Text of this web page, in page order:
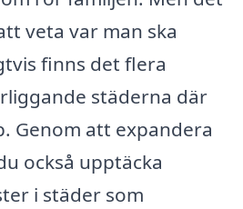
veta var man ska
finns det flera
städerna där
Genom att expandera
också upptäcka
i städer som